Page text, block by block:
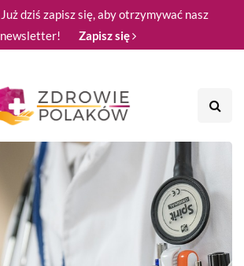
Już dziś zapisz się, aby otrzymywać nasz
newsletter!
Zapisz się